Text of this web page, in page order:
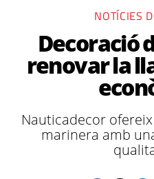
NOTÍCIES
Decoració
renovar la
Nauticadecor
marinera amb